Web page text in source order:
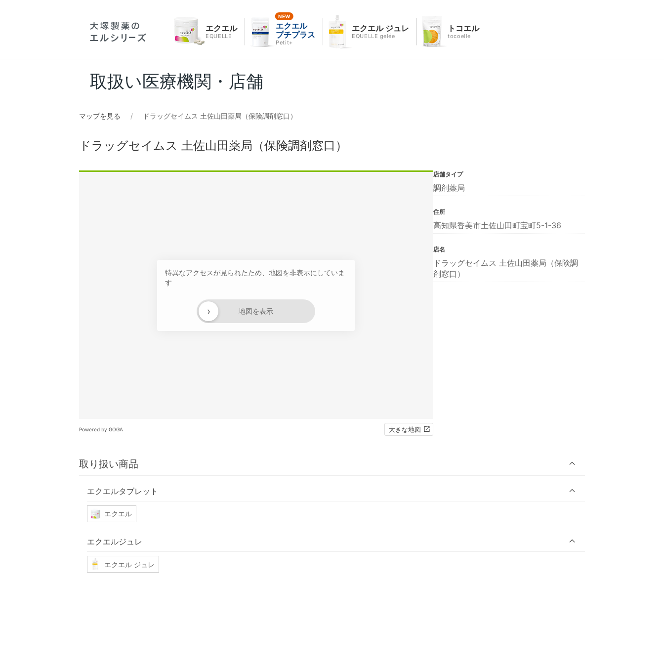
エクエル
EQUELLE
エクエル
プチプラス
Petit+
エクエル ジュレ
EQUELLE gelée
トコエル
tocoelle
取扱い医療機関・店舗
マップを見る ドラッグセイムス 土佐山田薬局（保険調剤窓口）
ドラッグセイムス 土佐山田薬局（保険調剤窓口）
特異なアクセスが見られたため、地図を非表示にしていま
す
地図を表示
›
Powered by GOGA 大きな地図
取り扱い商品
エクエルタブレット
エクエル
エクエルジュレ
エクエル ジュレ
店舗タイプ
調剤薬局
住所
高知県香美市土佐山田町宝町5-1-36
店名
ドラッグセイムス 土佐山田薬局（保険調
剤窓口）